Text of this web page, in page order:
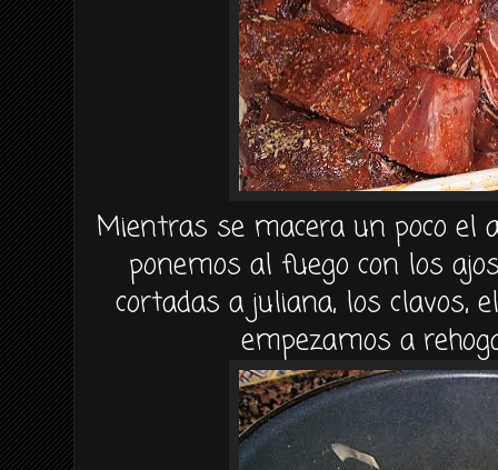
Mientras se macera un poco el
ponemos al fuego con los
cortadas a juliana, losclavos,
empezamos a